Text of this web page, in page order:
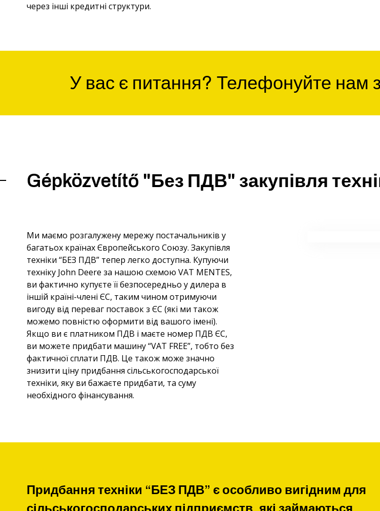
через інші кредитні структури.
У вас є питання? Телефонуйте нам
Gépközvetítő "Без ПДВ" закупівля
Ми маємо розгалужену мережу постачальників у
багатьох країнах Європейського Союзу. Закупівля
техніки “БЕЗ ПДВ” тепер легко доступна. Купуючи
техніку John Deere за нашою схемою VAT MENTES,
ви фактично купуєте її безпосередньо у дилера в
іншій країні-члені ЄС, таким чином отримуючи
вигоду від переваг поставок з ЄС (які ми також
можемо повністю оформити від вашого імені).
Якщо ви є платником ПДВ і маєте номер ПДВ ЄС,
ви можете придбати машину “VAT FREE”, тобто без
фактичної сплати ПДВ. Це також може значно
знизити ціну придбання сільськогосподарської
техніки, яку ви бажаєте придбати, та суму
необхідного фінансування.
Придбання техніки “БЕЗ ПДВ” є особливо вигідним для